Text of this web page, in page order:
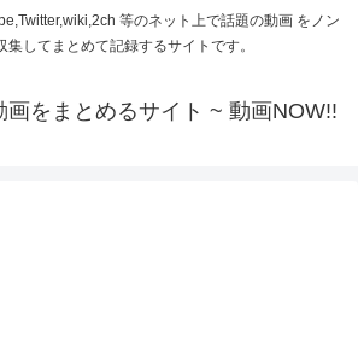
等のネット上で話題の動画 をノン
集してまとめて記録するサイトです。
画をまとめるサイト ~ 動画NOW!!